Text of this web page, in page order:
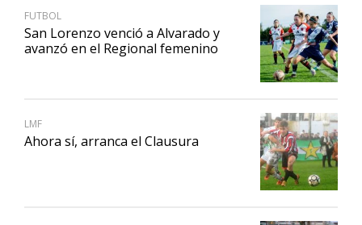
FUTBOL
San Lorenzo venció a Alvarado y
avanzó en el Regional femenino
LMF
Ahora sí, arranca el Clausura